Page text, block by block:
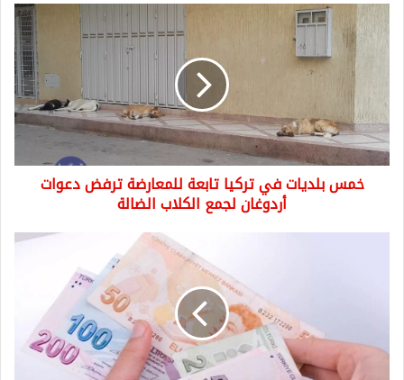
خمس
بلديات
للمعارضة
ترفض
دعوات
أردوغان
خمس بلديات في تركيا تابعة للمعارضة ترفض دعوات
أردوغان لجمع الكلاب الضالة
التركية